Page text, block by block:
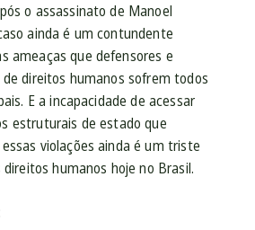
o assassinato de Manoel
ainda é um contundente
ameaças que defensores e
direitos humanos sofrem todos
E a incapacidade de acessar
estruturais de estado que
violações ainda é um triste
humanos hoje no Brasil.